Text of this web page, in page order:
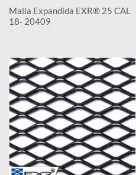
Malla Expandida EXR® 25 CAL
18- 20409